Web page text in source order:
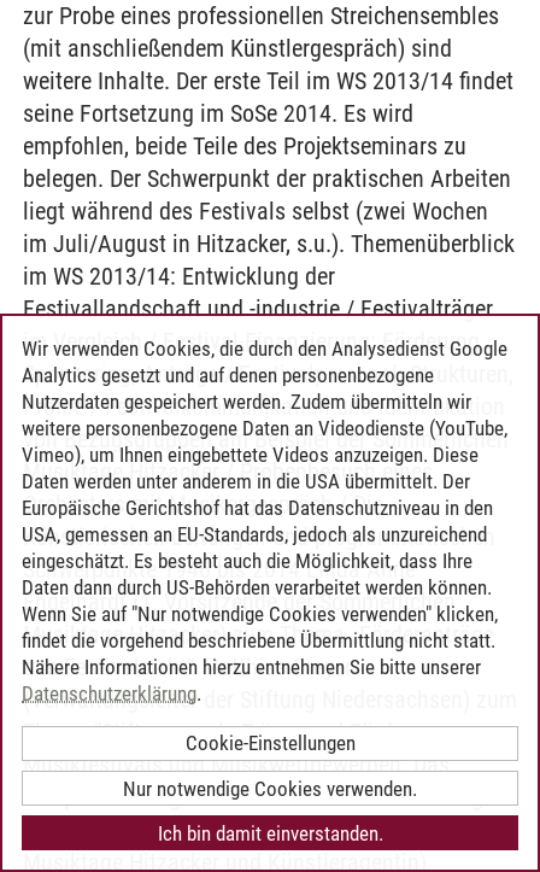
zur Probe eines professionellen Streichensembles
(mit anschließendem Künstlergespräch) sind
weitere Inhalte. Der erste Teil im WS 2013/14 findet
seine Fortsetzung im SoSe 2014. Es wird
empfohlen, beide Teile des Projektseminars zu
belegen. Der Schwerpunkt der praktischen Arbeiten
liegt während des Festivals selbst (zwei Wochen
im Juli/August in Hitzacker, s.u.). Themenüberblick
im WS 2013/14: Entwicklung der
Festivallandschaft und -industrie / Festivalträger
im Vergleich / Festival-Finanzierung: Förderung,
Sponsoring, Anträge / Festivalpersonal: Strukturen,
Profile / Festivalkommunikation und Identifikation
von Bezugsgruppen am Beispiel der Sommerlichen
Musiktage Hitzacker / Probenbesuch eines
Orchesters mit Musikergespräch / Die
Künstlerischen Leitungen und programmatischen
Schwerpunkte 1946 bis 2014 Linda Anne
Engelhardt (1. Vorsitzende der Sommerlichen
Musiktage Hitzacker) zum Thema „Förderanträge
aus Festivalsicht“ Matthias Dreyer
(Verwaltungsleiter der Stiftung Niedersachsen) zum
Thema "Stiftungen als Träger und Förderer von
Musikfestivals und Musikwettbewerben. Das
Beispiel Stiftung Niedersachsen" Henriette Haage
(Organisatorische Leiterin der Sommerlichen
Musiktage Hitzacker und Künstleragentin)
Wir verwenden Cookies, die durch den Analysedienst Google
Analytics gesetzt und auf denen personenbezogene
Nutzerdaten gespeichert werden. Zudem übermitteln wir
weitere personenbezogene Daten an Videodienste (YouTube,
Vimeo), um Ihnen eingebettete Videos anzuzeigen. Diese
Daten werden unter anderem in die USA übermittelt. Der
Europäische Gerichtshof hat das Datenschutzniveau in den
USA, gemessen an EU-Standards, jedoch als unzureichend
eingeschätzt. Es besteht auch die Möglichkeit, dass Ihre
Daten dann durch US-Behörden verarbeitet werden können.
Wenn Sie auf "Nur notwendige Cookies verwenden" klicken,
findet die vorgehend beschriebene Übermittlung nicht statt.
Nähere Informationen hierzu entnehmen Sie bitte unserer
Datenschutzerklärung.
Cookie-Einstellungen
Nur notwendige Cookies verwenden.
Ich bin damit einverstanden.